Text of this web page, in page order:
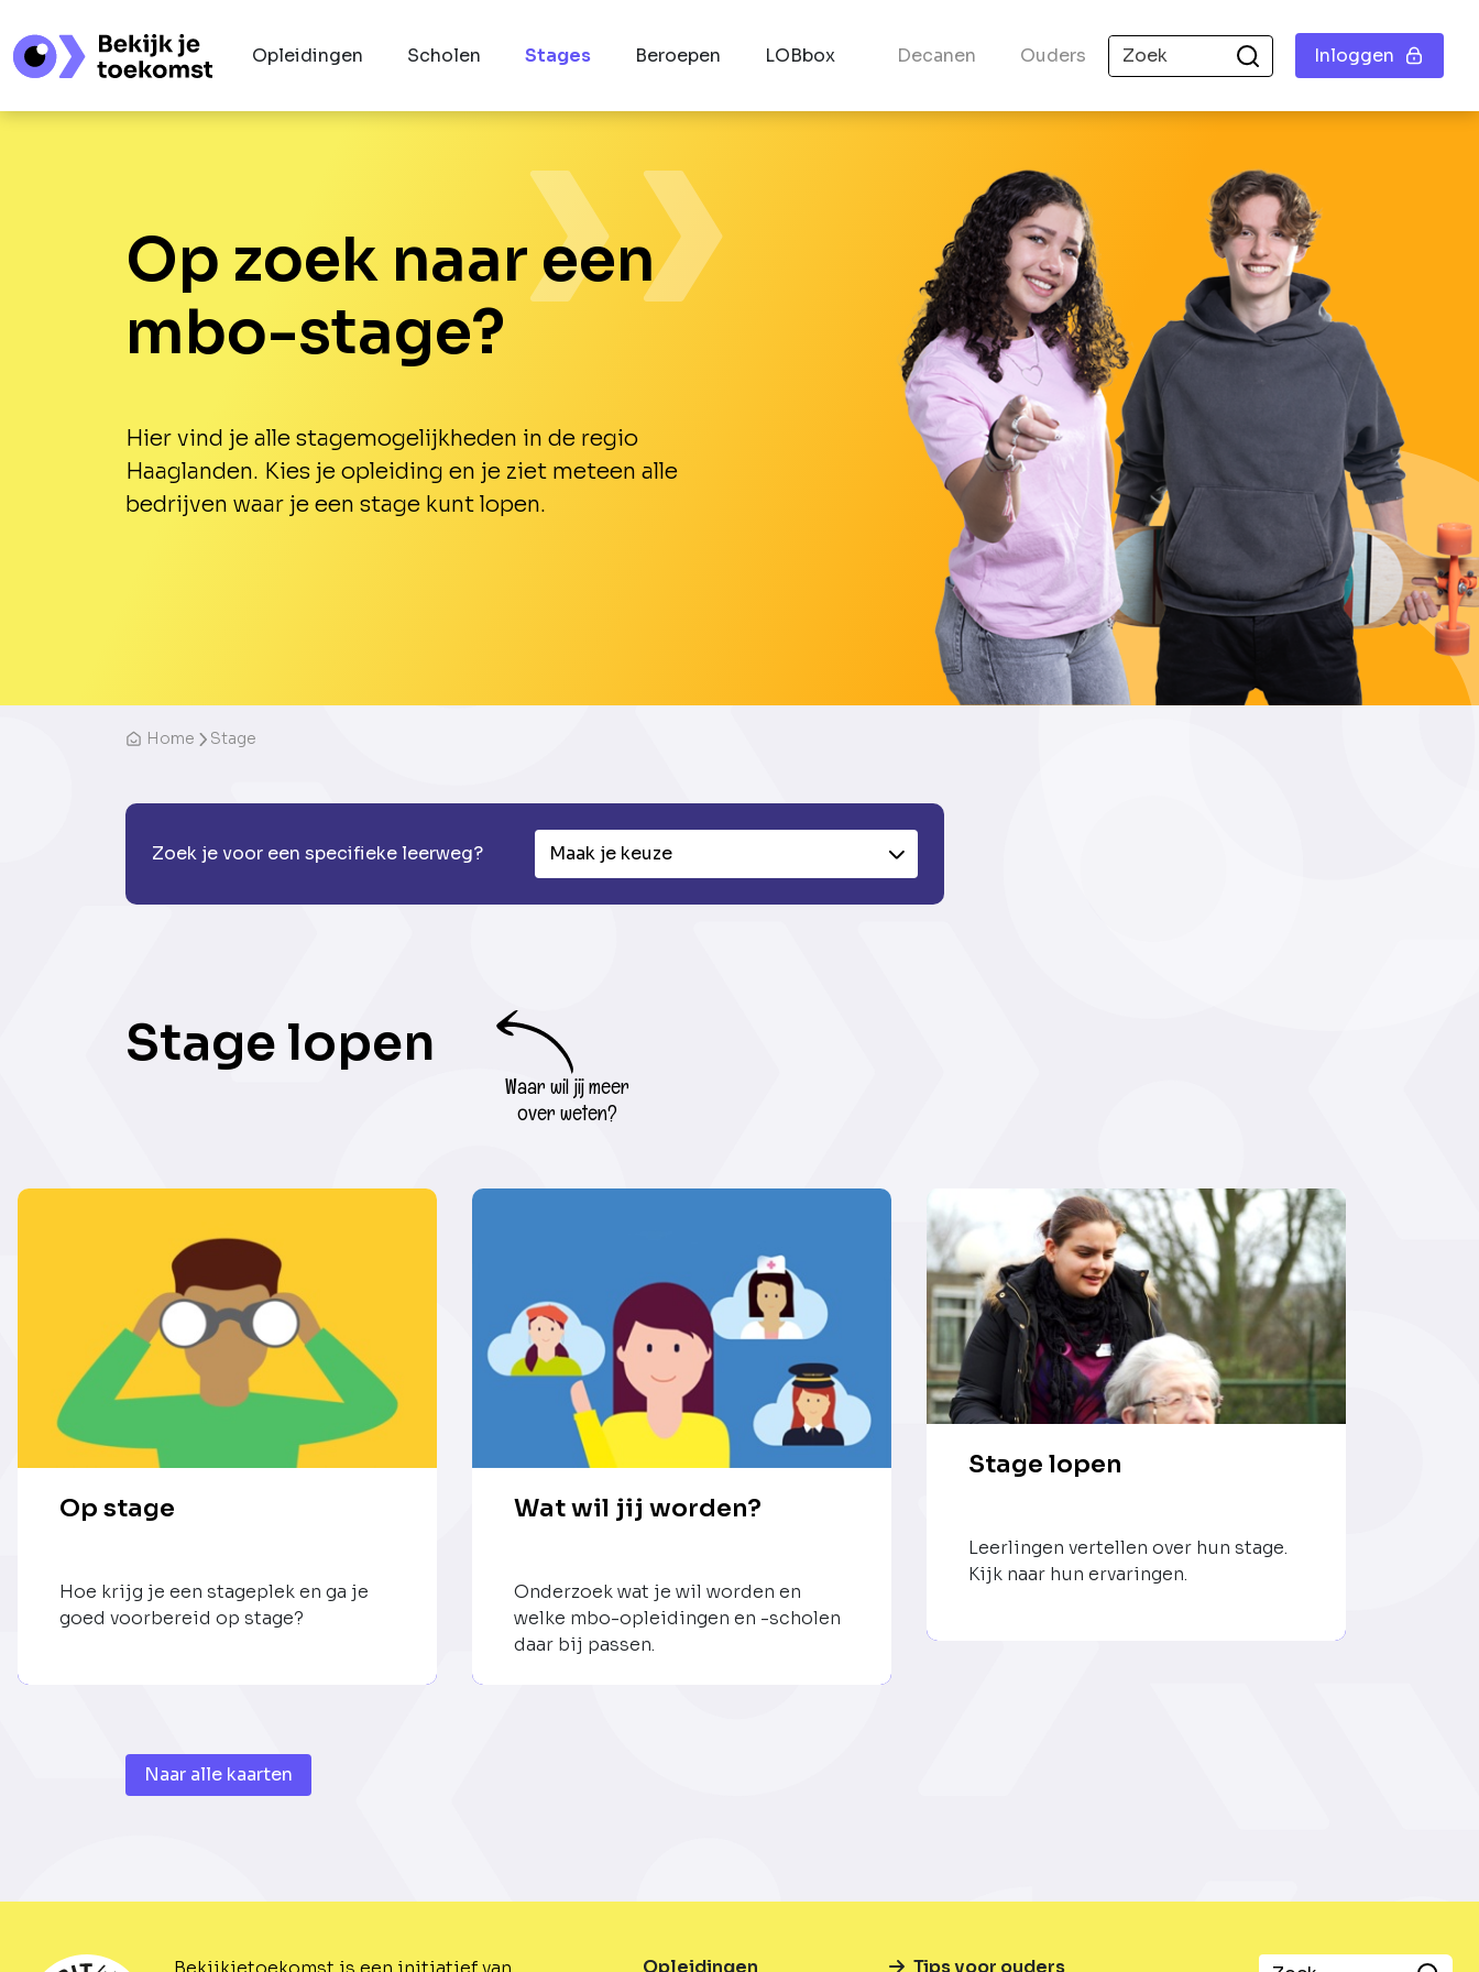
Opleidingen Scholen Stages Beroepen LOBbox Decanen Ouders Inloggen
Op zoek naar een
mbo-stage?
Hier vind je alle stagemogelijkheden in de regio
Haaglanden. Kies je opleiding en je ziet meteen alle
bedrijven waar je een stage kunt lopen.
Home Stage
Zoek je voor een specifieke leerweg? Maak je keuze
Stage lopen
Waar wil jij meer
over weten?
Op stage
Hoe krijg je een stageplek en ga je
goed voorbereid op stage?
Wat wil jij worden?
Onderzoek wat je wil worden en
welke mbo-opleidingen en -scholen
daar bij passen.
Stage lopen
Leerlingen vertellen over hun stage.
Kijk naar hun ervaringen.
Naar alle kaarten
Opleidingen Tips voor ouders